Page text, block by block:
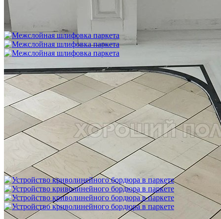
Укладка фанеры на бетонное основание (огрунтованную
цементную стяжку) способом жесткого приклеивания
750 ₽
Межслойная шлифовка паркета
1 200 ₽